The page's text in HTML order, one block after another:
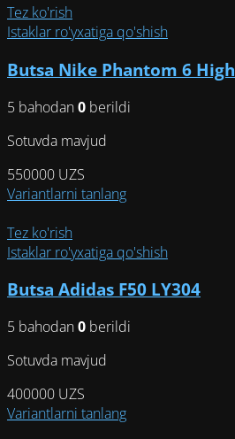
несколько
Опции
выбрать
Tez ko'rish
Istaklar ro'yxatiga qo'shish
Butsa Nike Phantom 6 High
5 bahodan0 berildi
Sotuvda mavjud
550000 UZS
Variantlarni tanlangЭтот
несколько
Опции
выбрать
Tez ko'rish
Istaklar ro'yxatiga qo'shish
Butsa Adidas F50 LY304
5 bahodan0 berildi
Sotuvda mavjud
400000 UZS
Variantlarni tanlangЭтот